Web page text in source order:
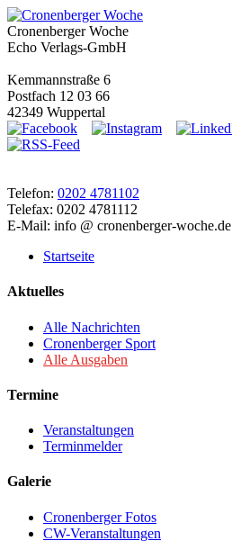
Cronenberger Woche
Echo Verlags-GmbH
Kemmannstraße 6
Postfach 12 03 66
42349 Wuppertal
Telefon: 0202 4781102
Telefax: 0202 4781112
E-Mail: info @ cronenberger-woche.de
Startseite
Aktuelles
Alle Nachrichten
Cronenberger Sport
Alle Ausgaben
Termine
Veranstaltungen
Terminmelder
Galerie
Cronenberger Fotos
CW-Veranstaltungen